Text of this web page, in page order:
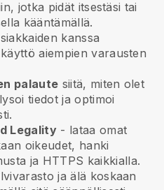
jotka pidät itsestäsi tai
kääntämällä.
kanssa
aiempien varausten
palaute siitä, miten olet
tiedot ja optimoi
Legality - lataa omat
oikeudet, hanki
ja HTTPS kaikkialla.
ja älä koskaan